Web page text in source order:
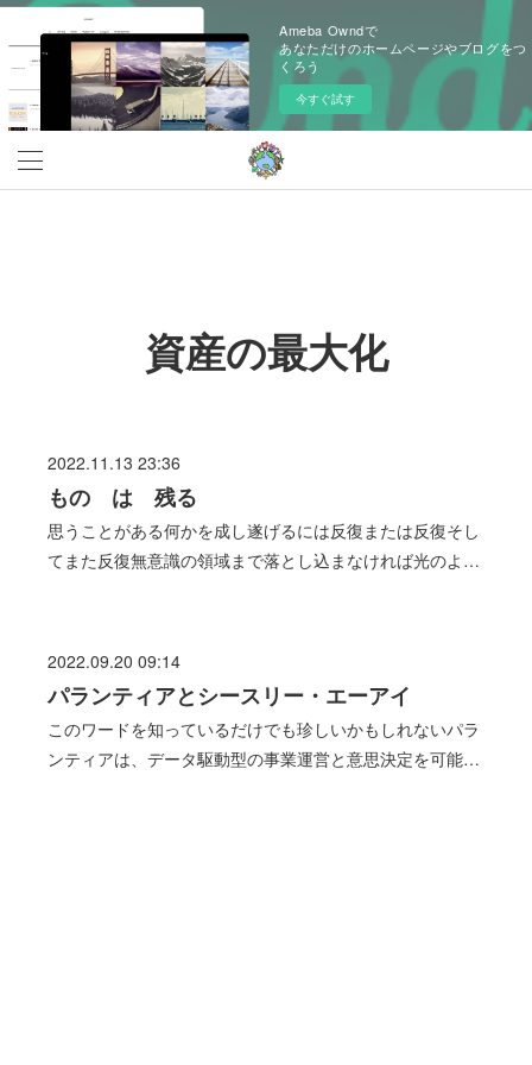
Ameba Owndで
あなただけのホームページやブログをつ
くろう
今すぐ試す
資産の最大化
2022.11.13 23:36
もの は 残る
思うことがある何かを成し遂げるには反復または反復そし
てまた反復無意識の領域まで落とし込まなければ光のよ…
2022.09.20 09:14
パランティアとシースリー・エーアイ
このワードを知っているだけでも珍しいかもしれないパラ
ンティアは、データ駆動型の事業運営と意思決定を可能…